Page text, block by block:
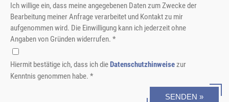
Ich willige ein, dass meine angegebenen Daten zum Zwecke der
Bearbeitung meiner Anfrage verarbeitet und Kontakt zu mir
aufgenommen wird. Die Einwilligung kann ich jederzeit ohne
Angaben von Gründen widerrufen. *
Hiermit bestätige ich, dass ich dieDatenschutzhinweisezur
Kenntnis genommen habe. *
SENDEN »